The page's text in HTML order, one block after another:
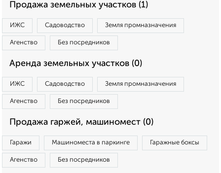
Продажа земельных участков (1)
ИЖС Садоводство Земля промназначения
Агенство Без посредников
Аренда земельных участков (0)
ИЖС Садоводство Земля промназначения
Агенство Без посредников
Продажа гаржей, машиномест (0)
Гаражи Машиноместа в паркинге Гаражные боксы
Агенство Без посредников